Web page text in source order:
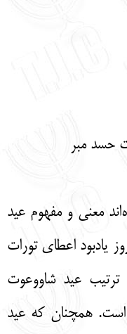
معنی و مفهوم عید
یادبود اعطای تورات
ترتیب عید شاووعوت
است. همچنان که عید